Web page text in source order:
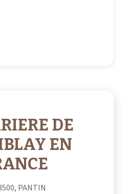
DE
EN
PANTIN